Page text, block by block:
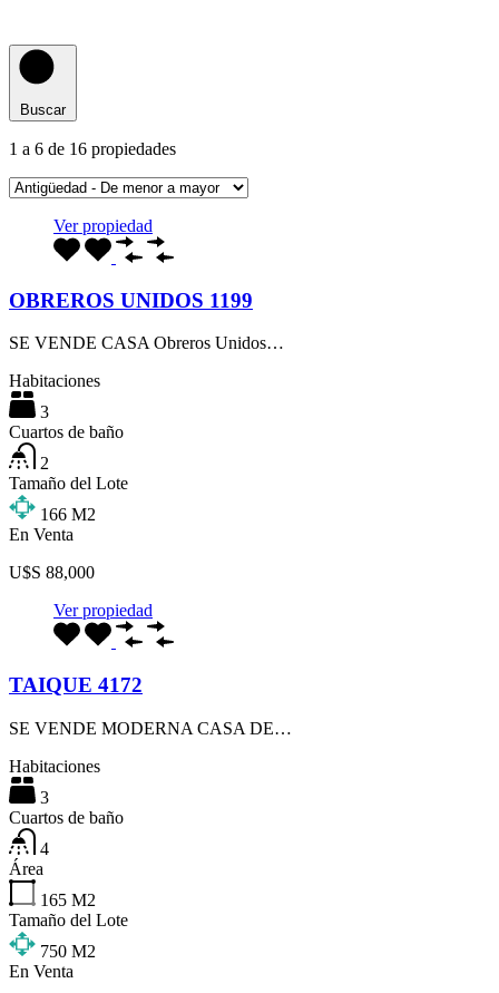
Buscar
1 a 6 de 16 propiedades
Ver propiedad
OBREROS UNIDOS 1199
SE VENDE CASA Obreros Unidos…
Habitaciones
3
Cuartos de baño
2
Tamaño del Lote
166 M2
En Venta
U$S 88,000
Ver propiedad
TAIQUE 4172
SE VENDE MODERNA CASA DE…
Habitaciones
3
Cuartos de baño
4
Área
165 M2
Tamaño del Lote
750 M2
En Venta